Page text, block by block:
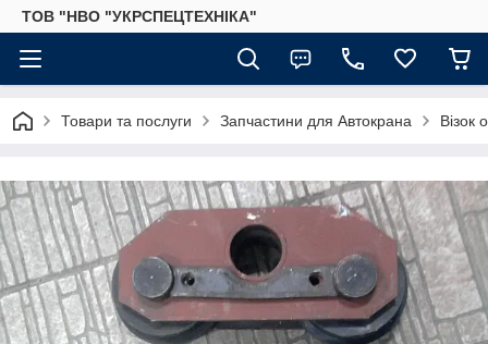
ТОВ "НВО "УКРСПЕЦТЕХНІКА"
Товари та послуги Запчастини для Автокрана Візок